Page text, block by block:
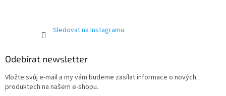
Sledovat na Instagramu
Odebírat newsletter
Vložte svůj e-mail a my vám budeme zasílat informace o nových
produktech na našem e-shopu.